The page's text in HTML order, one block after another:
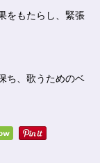
をもたらし、緊張
ち、歌うためのベ